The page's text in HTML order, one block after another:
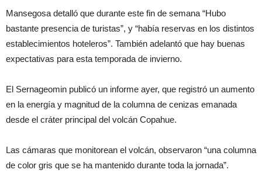
Mansegosa detalló que durante este fin de semana “Hubo
bastante presencia de turistas”, y “había reservas en los distintos
establecimientos hoteleros”. También adelantó que hay buenas
expectativas para esta temporada de invierno.
El Sernageomin publicó un informe ayer, que registró un aumento
en la energía y magnitud de la columna de cenizas emanada
desde el cráter principal del volcán Copahue.
Las cámaras que monitorean el volcán, observaron “una columna
de color gris que se ha mantenido durante toda la jornada”.